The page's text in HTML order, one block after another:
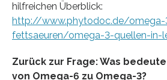
hilfreichen Überblick:
http://www.phytodoc.de/omega-
fettsaeuren/omega-3-quellen-in-
Zurück zur Frage: Was
von Omega-6 zu Omega-3?